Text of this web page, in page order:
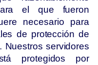
el que fueron
necesario para
de protección de
Nuestros servidores
protegidos por